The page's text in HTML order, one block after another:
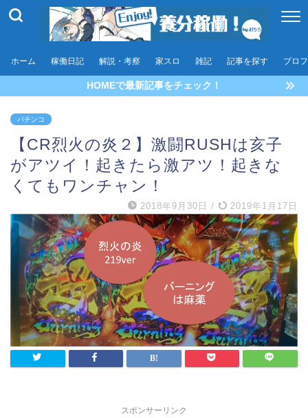
ホーム 稼働日記 解説・考察 家スロ 雑記 記事を探す プロ
HOMEで最新記事をチェック！
パチンコ
【CR烈火の炎２】激闘RUSHは亥子
がアツイ！起きたら激アツ！起きな
くてもワンチャン！
2018年9月30日 / 2019年1月17日
スポンサーリンク